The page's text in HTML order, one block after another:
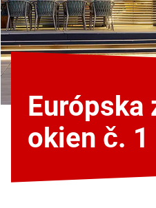
Európska
okien č. 1